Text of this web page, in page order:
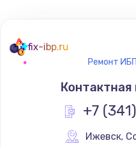
fix-ibp.ru
Ремонт
+7
Ижевск,